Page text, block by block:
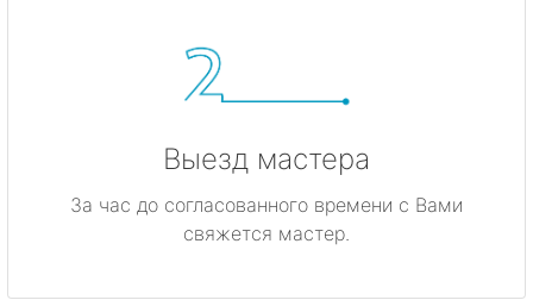
Выезд мастера
За час до согласованного времени с Вами
свяжется мастер.